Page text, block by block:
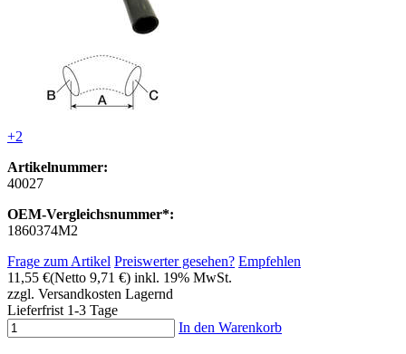
+2
Artikelnummer:
40027
OEM-Vergleichsnummer*:
1860374M2
Frage zum Artikel Preiswerter gesehen? Empfehlen
11,55 €(Netto 9,71 €) inkl. 19% MwSt.
zzgl. Versandkosten Lagernd
Lieferfrist 1-3 Tage
In den Warenkorb